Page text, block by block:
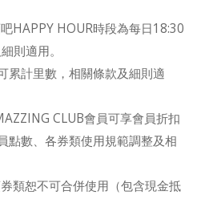
HAPPY HOUR時段為每日18:30
則適用。
累計里數，相關條款及細則適
CLUB會員可享會員折扣
點數、各券類使用規範調整及相
類恕不可合併使用（包含現金抵